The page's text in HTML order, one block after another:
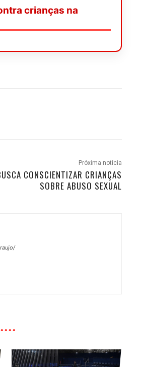
crianças na
Próxima notícia
CONSCIENTIZAR CRIANÇAS
SOBRE ABUSO SEXUAL